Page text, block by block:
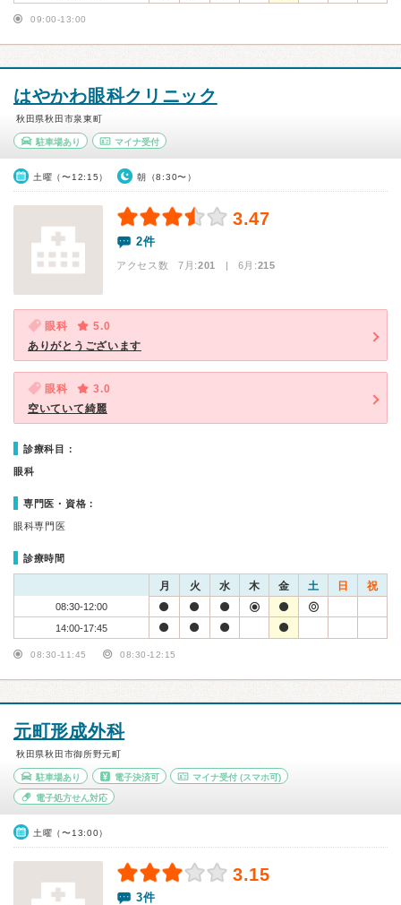
09:00-13:00
はやかわ眼科クリニック
秋田県秋田市泉東町
駐車場あり マイナ受付
土曜（〜12:15） 朝（8:30〜）
3.47
2件
アクセス数 7月:201 | 6月:215
眼科
5.0
ありがとうございます
眼科
3.0
空いていて綺麗
診療科目：
眼科
専門医・資格：
眼科専門医
診療時間
月 火 水 木 金 土 日 祝
08:30-12:00
14:00-17:45
08:30-11:45 08:30-12:15
元町形成外科
秋田県秋田市御所野元町
駐車場あり 電子決済可 マイナ受付 (スマホ可)
電子処方せん対応
土曜（〜13:00）
3.15
3件